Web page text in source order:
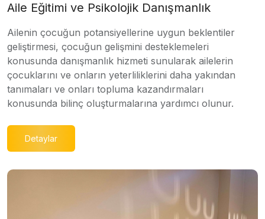
Aile Eğitimi ve Psikolojik Danışmanlık
Ailenin çocuğun potansiyellerine uygun beklentiler
geliştirmesi, çocuğun gelişmini desteklemeleri
konusunda danışmanlık hizmeti sunularak ailelerin
çocuklarını ve onların yeterliliklerini daha yakından
tanımaları ve onları topluma kazandırmaları
konusunda bilinç oluşturmalarına yardımcı olunur.
Detaylar